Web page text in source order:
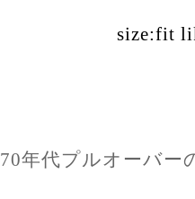
size:fit
70年代プルオーバー